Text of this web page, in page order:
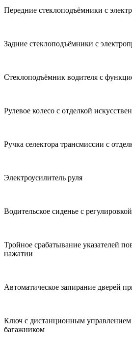
Передние стеклоподъёмники с
Задние стеклоподъёмники с
Стеклоподъёмник водителя с
Рулевое колесо с отделкой
Ручка селектора трансмиссии с
Электроусилитель руля
Водительское сиденье с
Тройное срабатывание указателей
нажатии
Автоматическое запирание дверей
Ключ с дистанционным
багажником